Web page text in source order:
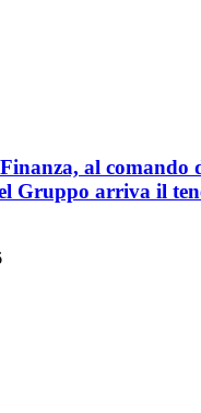
al comando
Gruppo arriva il